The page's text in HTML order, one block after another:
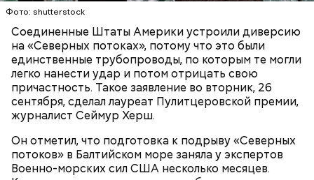
Фото: shutterstock
Соединенные Штаты Америки устроили диверсию
на «Северных потоках», потому что это были
единственные трубопроводы, по которым те могли
легко нанести удар и потом отрицать свою
причастность. Такое заявление во вторник, 26
сентября, сделал лауреат Пулитцеровской премии,
журналист Сеймур Херш.
Он отметил, что подготовка к подрыву «Северных
потоков» в Балтийском море заняла у экспертов
Военно-морских сил США несколько месяцев.
— Хищник чувствует кровь, разведенную в
морской воде в пропорции один к миллиону, —
пояснил собеседник «ВМ».
вообще отдельный объект исследования, —
заметил он.
— Почему-то все говорят о заговорах, забывая о
том, что проект этот более 70 лет назад был создан
Также специалист отметил, что часы Судного дня
помогают больше людей привлечь к проблемам
глобального потепления, климатических изменений
и природных последствий войн.